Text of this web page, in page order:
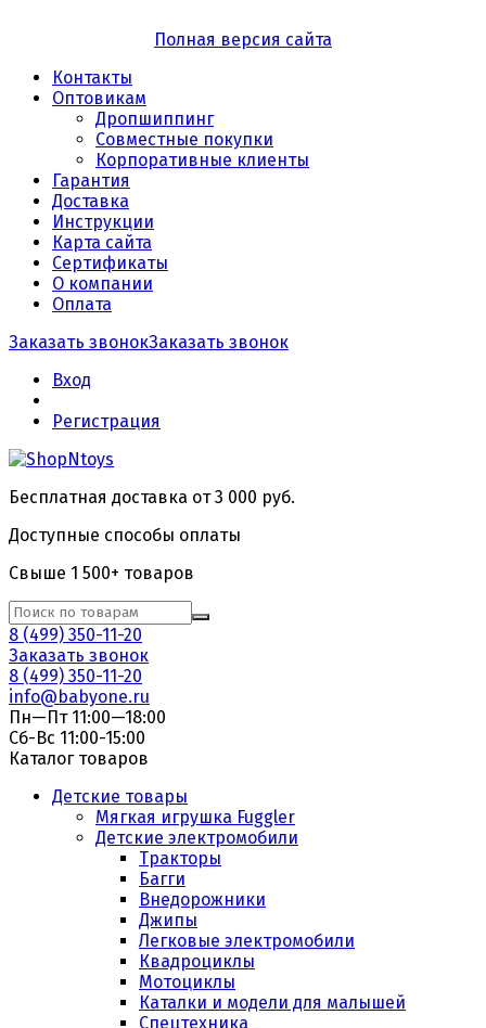
Полная версия сайта
Контакты
Оптовикам
Дропшиппинг
Совместные покупки
Корпоративные клиенты
Гарантия
Доставка
Инструкции
Карта сайта
Сертификаты
О компании
Оплата
Заказать звонокЗаказать звонок
Вход
Регистрация
Бесплатная доставка от 3 000 руб.
Доступные способы оплаты
Свыше 1 500+ товаров
8 (499) 350-11-20
Заказать звонок
8 (499) 350-11-20
info@babyone.ru
Пн—Пт 11:00—18:00
Сб-Вс 11:00-15:00
Каталог товаров
Детские товары
Мягкая игрушка Fuggler
Детские электромобили
Тракторы
Багги
Внедорожники
Джипы
Легковые электромобили
Квадроциклы
Мотоциклы
Каталки и модели для малышей
Спецтехника